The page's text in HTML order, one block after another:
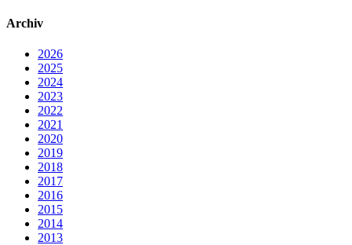
Archiv
2026
2025
2024
2023
2022
2021
2020
2019
2018
2017
2016
2015
2014
2013